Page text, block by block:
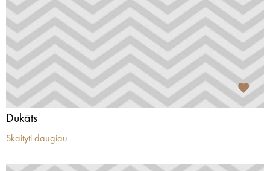
Dukāts
Skaityti daugiau